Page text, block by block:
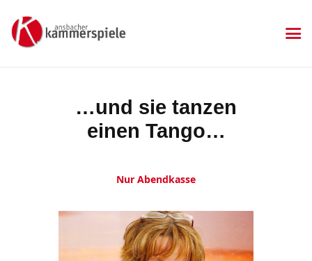
…und sie tanzen
einen Tango…
KAMMERSPIELE
Aktuelles
Kartenkauf
Mitgliedschaft
Sponsoren
Kontakt & Anfahrt
Impressum
Nur Abendkasse